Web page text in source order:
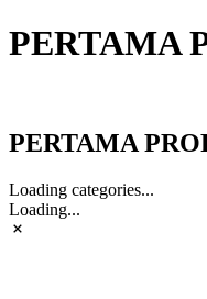
PERTAMA
PERTAMA
Loading categories...
Loading...